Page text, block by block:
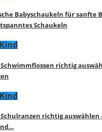
Babyschaukeln für sanfte
Schaukeln
richtig
richtig auswählen